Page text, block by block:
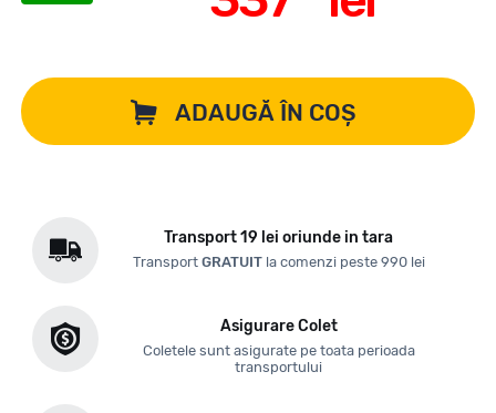
ADAUGĂ ÎN COȘ
Transport 19 lei oriunde in tara
Transport GRATUITla comenzi peste 990 lei
Asigurare Colet
Coletele sunt asigurate pe toata perioada
transportului